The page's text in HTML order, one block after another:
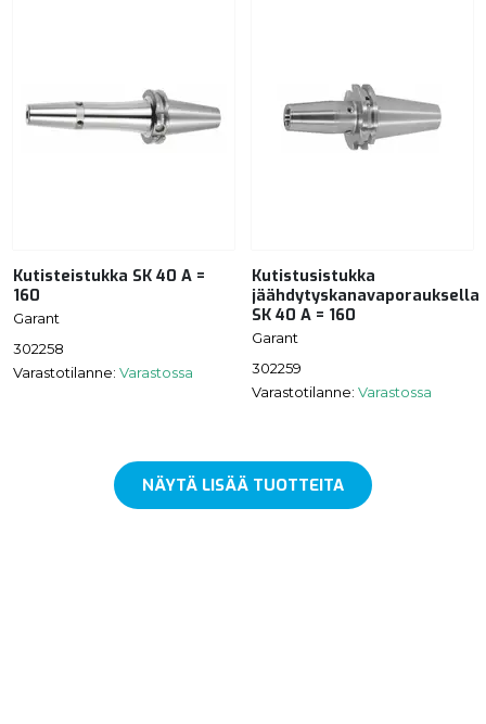
Kutisteistukka SK 40 A =
160
Garant
302258
Varastotilanne: Varastossa
Kutistusistukka
jäähdytyskanavaporauksella
SK 40 A = 160
Garant
302259
Varastotilanne: Varastossa
NÄYTÄ LISÄÄ TUOTTEITA